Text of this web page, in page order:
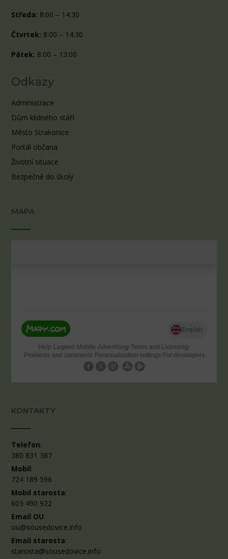
Středa: 8:00 – 14:30
Čtvrtek: 8:00 – 14:30
Pátek: 8:00 – 13:00
Odkazy
Administrace
Dům klidného stáří
Město Strakonice
Portál občana
Životní situace
Bezpečně do školy
MAPA
KONTAKTY
Telefon:
380 831 387
Mobil:
724 189 596
Mobil starosta:
603 490 922
Email OU:
ou@sousedovice.info
Email starosta:
starosta@sousedovice.info